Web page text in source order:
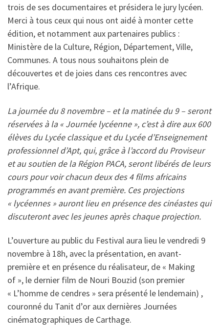
trois de ses documentaires et présidera le jury lycéen.
Merci à tous ceux qui nous ont aidé à monter cette
édition, et notamment aux partenaires publics :
Ministère de la Culture, Région, Département, Ville,
Communes. A tous nous souhaitons plein de
découvertes et de joies dans ces rencontres avec
l’Afrique.
La journée du 8 novembre – et la matinée du 9 – seront
réservées à la « Journée lycéenne », c’est à dire aux 600
élèves du Lycée classique et du Lycée d’Enseignement
professionnel d’Apt, qui, grâce à l’accord du Proviseur
et au soutien de la Région PACA, seront libérés de leurs
cours pour voir chacun deux des 4 films africains
programmés en avant première. Ces projections
« lycéennes » auront lieu en présence des cinéastes qui
discuteront avec les jeunes après chaque projection.
L’ouverture au public du Festival aura lieu le vendredi 9
novembre à 18h, avec la présentation, en avant-
première et en présence du réalisateur, de « Making
of », le dernier film de Nouri Bouzid (son premier
« L’homme de cendres » sera présenté le lendemain) ,
couronné du Tanit d’or aux dernières Journées
cinématographiques de Carthage.